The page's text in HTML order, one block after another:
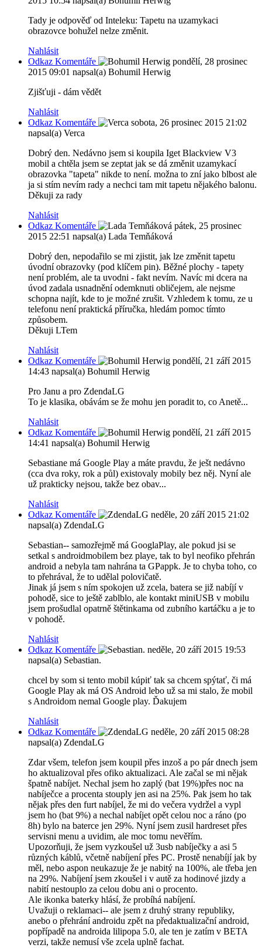
Tady je odpověď od Inteleku: Tapetu na uzamykaci
obrazovce bohužel nelze změnit.
Nahlásit
Odkaz Komentáře
pondělí, 28 prosinec
2015 09:01 napsal(a) Bohumil Herwig
Zjišťuji - dám vědět
Nahlásit
Odkaz Komentáře
sobota, 26 prosinec 2015 21:02
napsal(a) Verca
Dobrý den. Nedávno jsem si koupila Iget Blackview V3
mobil a chtěla jsem se zeptat jak se dá změnit uzamykací
obrazovka "tapeta" nikde to není. možna to zní jako blbost ale
ja si stím nevím rady a nechci tam mit tapetu nějakého balonu.
Děkuji za rady
Nahlásit
Odkaz Komentáře
pátek, 25 prosinec
2015 22:51 napsal(a) Lada Temňáková
Dobrý den, nepodařilo se mi zjistit, jak lze změnit tapetu
úvodní obrazovky (pod klíčem pin). Běžné plochy - tapety
není problém, ale ta uvodni - fakt nevím. Navíc mi dcera na
úvod zadala usnadnění odemknuti obličejem, ale nejsme
schopna najít, kde to je možné zrušit. Vzhledem k tomu, ze u
telefonu není praktická příručka, hledám pomoc tímto
způsobem.
Děkuji LTem
Nahlásit
Odkaz Komentáře
pondělí, 21 září 2015
14:43 napsal(a) Bohumil Herwig
Pro Janu a pro ZdendaLG
To je klasika, obávám se že mohu jen poradit to, co Anetě...
Nahlásit
Odkaz Komentáře
pondělí, 21 září 2015
14:41 napsal(a) Bohumil Herwig
Sebastiane má Google Play a máte pravdu, že ješt nedávno
(cca dva roky, rok a půl) existovaly mobily bez něj. Nyní ale
už prakticky nejsou, takže bez obav...
Nahlásit
Odkaz Komentáře
neděle, 20 září 2015 21:02
napsal(a) ZdendaLG
Sebastian-- samozřejmě má GooglaPlay, ale pokud jsi se
setkal s androidmobilem bez playe, tak to byl neofiko přehrán
android a nebyla tam nahrána ta GPappk. Je to chyba toho, co
to přehrával, že to udělal polovičatě.
Jinak já jsem s ním spokojen už zcela, batera se již nabíjí v
pohodě, sice to ještě zablblo, ale kontakt miniUSB v mobilu
jsem prošudlal opatrně štětinkama od zubního kartáčku a je to
v pohodě.
Nahlásit
Odkaz Komentáře
neděle, 20 září 2015 19:53
napsal(a) Sebastian.
chcel by som si tento mobil kúpiť tak sa chcem spýtať, či má
Google Play ak má OS Android lebo už sa mi stalo, že mobil
s Androidom nemal Google play. Ďakujem
Nahlásit
Odkaz Komentáře
neděle, 20 září 2015 08:28
napsal(a) ZdendaLG
Zdar všem, telefon jsem koupil přes inzoš a po pár dnech jsem
ho aktualizoval přes ofiko aktualizaci. Ale začal se mi nějak
špatně nabíjet. Nechal jsem ho zaplý (bat 19%)přes noc na
nabíječce a procenta stouply jen asi na 25%. Pak jsem ho tak
nějak přes den furt nabíjel, že mi do večera vydržel a vypl
jsem ho (bat 9%) a nechal nabíjet opět celou noc a ráno (po
8h) bylo na baterce jen 29%. Nyní jsem zusil hardreset přes
servisni menu a uvidim, ale moc tomu nevěřím.
Upozorňuji, že jsem vyzkoušel už 3usb nabíječky a asi 5
různých káblů, včetně nabíjení přes PC. Prostě nenabíjí jak by
měl, nebo aspon neukazuje že je nabitý na 100%, ale třeba jen
na 29%. Nabíjení jsem zkoušel i v autě za hodinové jizdy a
nabití nestouplo za celou dobu ani o procento.
Ale ikonka baterky hlásí, že probíhá nabíjení.
Uvažuji o reklamaci-- ale jsem z druhý strany republiky,
anebo o přehrání androidu zpět na předaktualizační android,
popřípadě na androida lilipopa 5.0, ale ten je zatím v BETA
verzi, takže nemusí vše zcela uplně fachat.